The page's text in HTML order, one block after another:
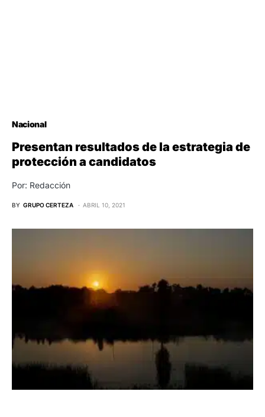
Nacional
Presentan resultados de la estrategia de
protección a candidatos
Por: Redacción
BY GRUPO CERTEZA ABRIL 10, 2021